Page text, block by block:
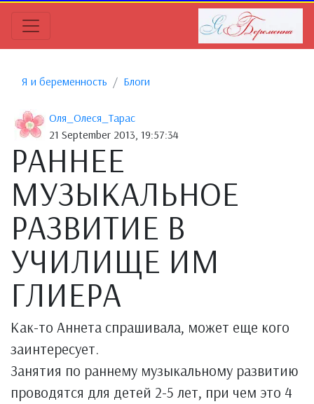
Я и беременность Блоги
Оля_Олеся_Тарас
21 September 2013, 19:57:34
РАННЕЕ
МУЗЫКАЛЬНОЕ
РАЗВИТИЕ В
УЧИЛИЩЕ ИМ
ГЛИЕРА
Как-то Аннета спрашивала, может еще кого
заинтересует.
Занятия по раннему музыкальному развитию
проводятся для детей 2-5 лет, при чем это 4